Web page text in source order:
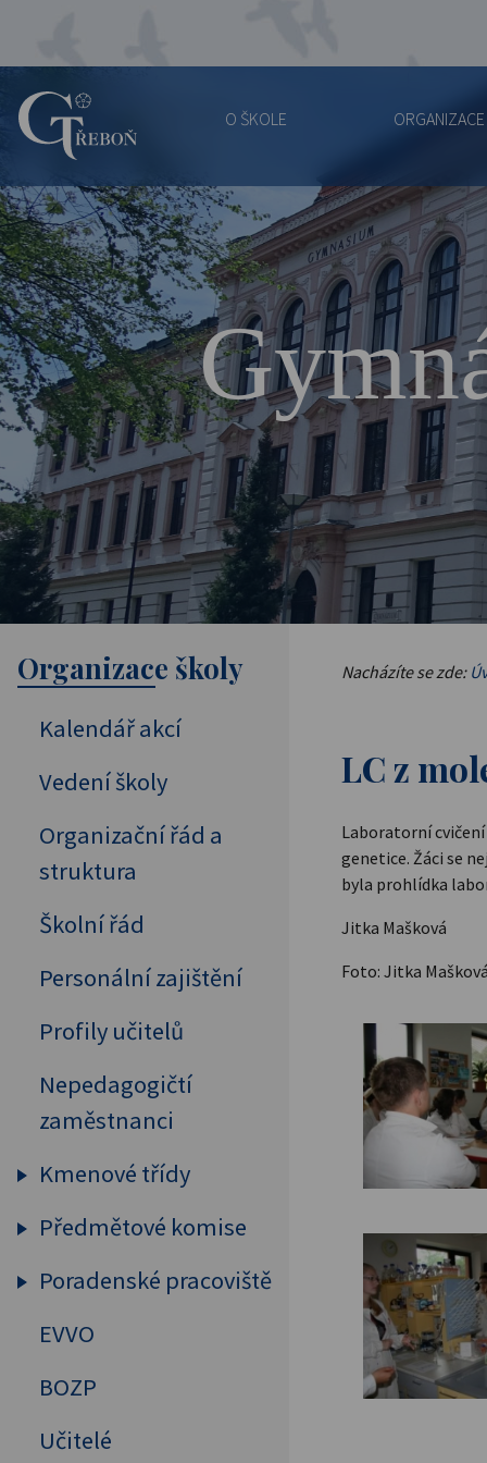
Gymnázium
Třeboň
O ŠKOLE
Nacházíte se zde:
LC z
Laboratorní
genetice. Žáci se
byla prohlídka
Jitka Mašková
Foto: Jitka Mašková
Organizace školy
Kalendář akcí
Vedení školy
Organizační řád a
struktura
Školní řád
Personální zajištění
Profily učitelů
Nepedagogičtí
zaměstnanci
Kmenové třídy
Prima
Sekunda
Sexta
Předmětové komise
Humanitní předměty
Tělesná výchova
Poradenské pracoviště
Primární prevence
EVVO
BOZP
Učitelé